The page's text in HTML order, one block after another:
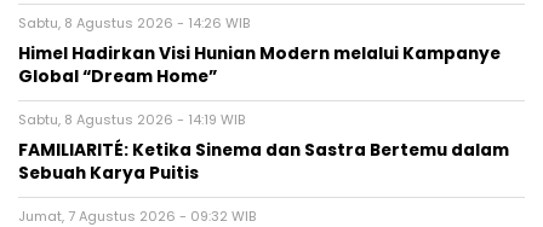
Sabtu, 8 Agustus 2026 - 14:26 WIB
Himel Hadirkan Visi Hunian Modern melalui Kampanye
Global “Dream Home”
Sabtu, 8 Agustus 2026 - 14:19 WIB
FAMILIARITÉ: Ketika Sinema dan Sastra Bertemu dalam
Sebuah Karya Puitis
Jumat, 7 Agustus 2026 - 09:32 WIB